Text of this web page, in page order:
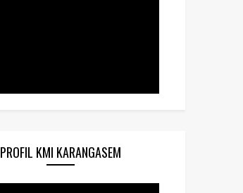
PROFIL KMI KARANGASEM